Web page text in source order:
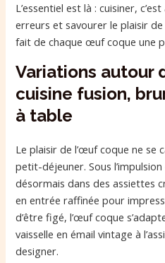
L’essentiel est là : cuisiner,
erreurs et savourer le plaisir de
fait de chaque œuf coque une
Variations autour
cuisine fusion,
à table
Le plaisir de l’œuf coque ne se
petit-déjeuner. Sous
désormais dans des assiettes
en entrée raffinée pour
d’être figé, l’œuf coque
vaisselle en émail vintage à
designer.